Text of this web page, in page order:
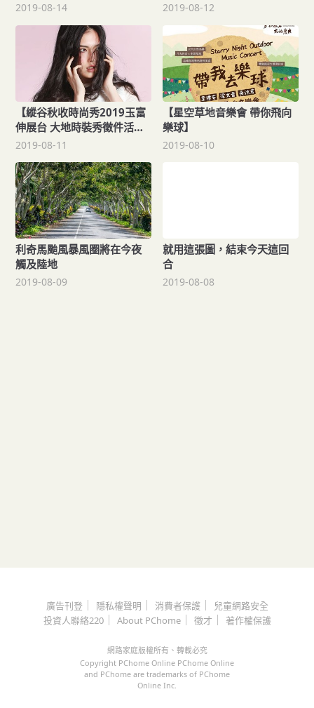
2019-08-14 2019-08-12
【縱谷秋收時尚秀2019玉富
伸展台 大地時裝秀徵件活動
開跑!】
2019-08-11
【星空草地音樂會 帶你飛向
樂球】
2019-08-10
利奇馬颱風暴風圈將在今夜
觸及陸地
2019-08-09
就用這張圖，結束今天這回
合
2019-08-08
廣告刊登｜ 隱私權聲明 ｜ 消費者保護｜
兒童網路安全
投資人聯絡220｜ About PChome｜ 徵才 ｜ 著作權保護
網路家庭版權所有、轉載必究
Copyright PChome Online PChome Online
and PChome are trademarks of PChome
Online Inc.